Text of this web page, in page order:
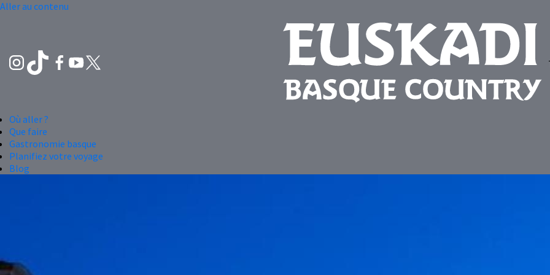
Aller au contenu
Où aller ?
Que faire
Gastronomie basque
Planifiez votre voyage
Blog